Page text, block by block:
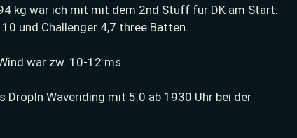
kg war ich mit mit dem 2nd Stuff für DK am Start.
und Challenger 4,7 three Batten.
war zw. 10-12 ms.
DropIn Waveriding mit 5.0 ab 1930 Uhr bei der